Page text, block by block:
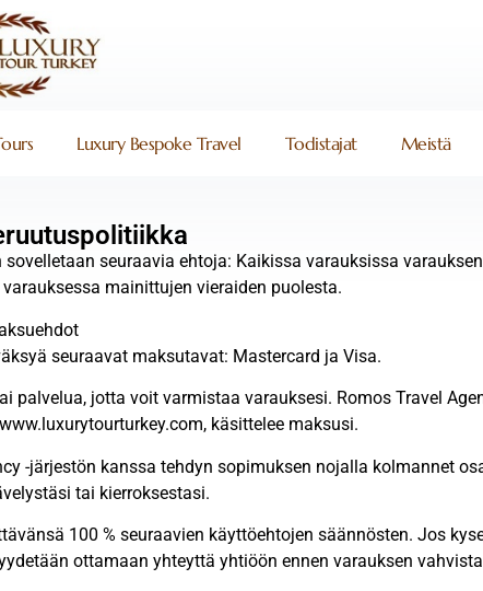
Luxury Bespoke Travel Todistajat Meistä
seuraavia ehtoja: Kaikissa varauksissa
mainittujen vieraiden puolesta.
seuraavat maksutavat: Mastercard ja Visa.
jotta voit varmistaa varauksesi. Romos Travel
käsittelee maksusi.
-järjestön kanssa tehdyn sopimuksen nojalla kolmannet
tai kierroksestasi.
100 % seuraavien käyttöehtojen säännösten. Jos
ottamaan yhteyttä yhtiöön ennen varauksen